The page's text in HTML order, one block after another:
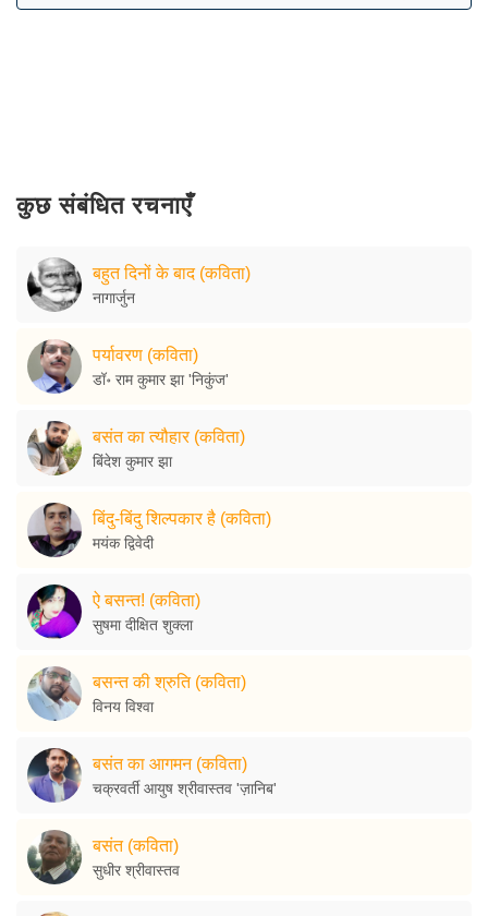
कुछ संबंधित रचनाएँ
बहुत दिनों के बाद (कविता)
नागार्जुन
पर्यावरण (कविता)
डॉ॰ राम कुमार झा 'निकुंज'
बसंत का त्यौहार (कविता)
बिंदेश कुमार झा
बिंदु-बिंदु शिल्पकार है (कविता)
मयंक द्विवेदी
ऐ बसन्त! (कविता)
सुषमा दीक्षित शुक्ला
बसन्त की श्रुति (कविता)
विनय विश्वा
बसंत का आगमन (कविता)
चक्रवर्ती आयुष श्रीवास्तव 'ज़ानिब'
बसंत (कविता)
सुधीर श्रीवास्तव